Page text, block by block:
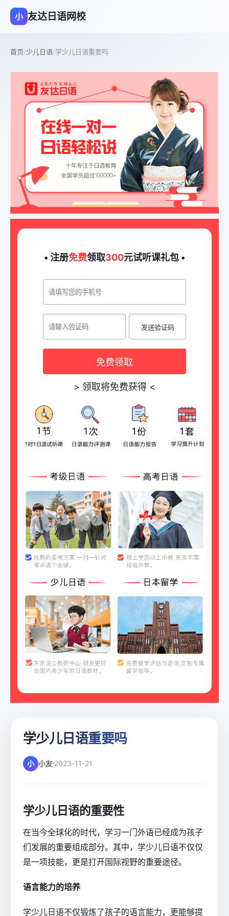
小 友达日语网校
首页/少儿日语/学少儿日语重要吗
• 注册免费领取300元试听课礼包 •
发送验证码
免费领取
> 领取将免费获得 <
学少儿日语重要吗
小 小友 2023-11-21
学少儿日语的重要性
在当今全球化的时代，学习一门外语已经成为孩子
们发展的重要组成部分。其中，学少儿日语不仅仅
是一项技能，更是打开国际视野的重要途径。
语言能力的培养
学少儿日语不仅锻炼了孩子的语言能力，更能够提